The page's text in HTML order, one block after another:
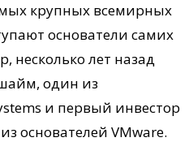
крупных всемирных
основатели самих
лет назад
один из
и первый инвестор
основателей VMware.